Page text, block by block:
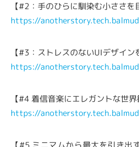
【#2：手のひらに馴染む小ささを
https://
【#3：ストレスのないUIデザイン
https://
【#4 着信音楽にエレガントな世界
https://